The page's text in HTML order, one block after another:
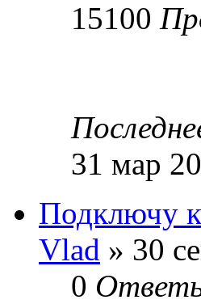
15100
31 мар
Подключу
Vlad » 30
0